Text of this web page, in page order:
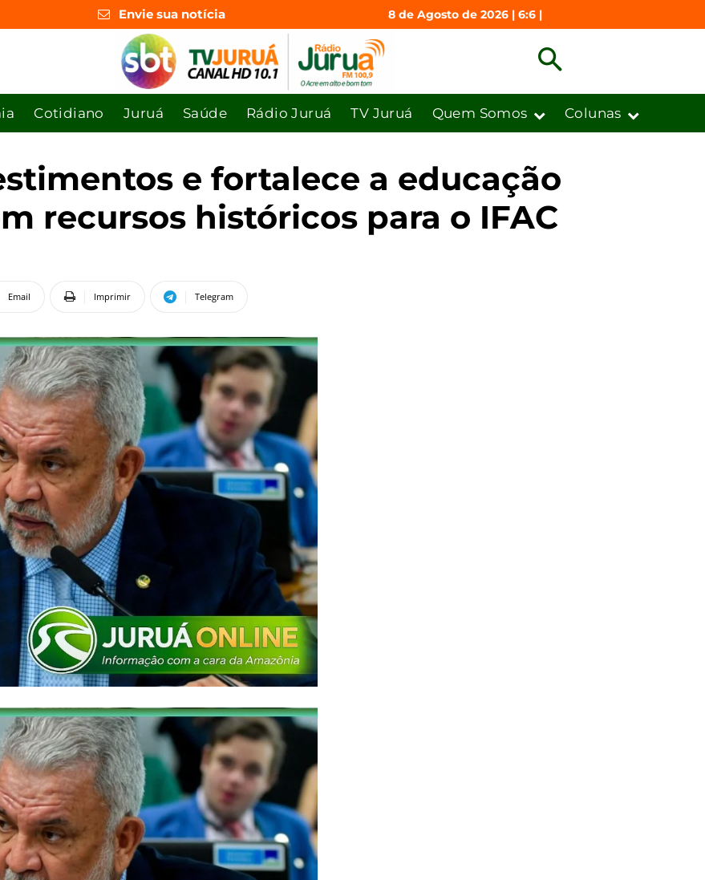
Envie sua notícia 8 de Agosto de 2026 | 6:6 |
Cotidiano Juruá Saúde Rádio Juruá TV Juruá Quem Somos Colunas
e fortalece a educação
recursos históricos para o IFAC
Email Imprimir Telegram